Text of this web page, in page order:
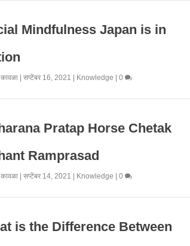
Mindfulness Japan is in
|सप्टेंबर 16, 2021 Knowledge |0
Pratap Horse Chetak
Ramprasad
|सप्टेंबर 14, 2021 Knowledge |0
is the Difference Between